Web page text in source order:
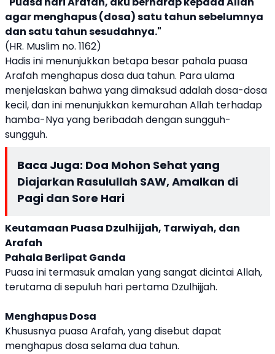
agar menghapus (dosa) satu tahun sebelumnya
dan satu tahun sesudahnya."
(HR. Muslim no. 1162)
Hadis ini menunjukkan betapa besar pahala puasa
Arafah menghapus dosa dua tahun. Para ulama
menjelaskan bahwa yang dimaksud adalah dosa-dosa
kecil, dan ini menunjukkan kemurahan Allah terhadap
hamba-Nya yang beribadah dengan sungguh-
sungguh.
Baca Juga: Doa Mohon Sehat yang
Diajarkan Rasulullah SAW, Amalkan di
Pagi dan Sore Hari
Keutamaan Puasa Dzulhijjah, Tarwiyah, dan
Arafah
Pahala Berlipat Ganda
Puasa ini termasuk amalan yang sangat dicintai Allah,
terutama di sepuluh hari pertama Dzulhijjah.
Menghapus Dosa
Khususnya puasa Arafah, yang disebut dapat
menghapus dosa selama dua tahun.